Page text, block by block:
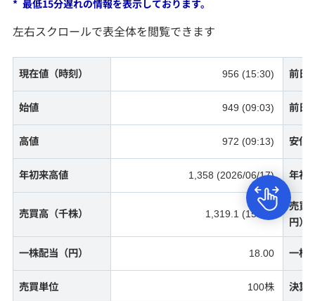
立会外分売
単元未満株式
株主優待情報検索
人気優待ランキング -総合-
投資信託
債券
ファンドラップ
* 最低15分遅れの情報を表示しております。
左右スクロールで表全体を閲覧できます
現在値（時刻） 956 (15:30) 前日
始値 949 (09:03) 前日
高値 972 (09:13) 安値
年初来高値 1,358 (2026/06/17) 年初
売買高（千株） 1,319.1 (15:30)
売買
円）
一株配当（円） 18.00 一株
売買単位 100株 決算